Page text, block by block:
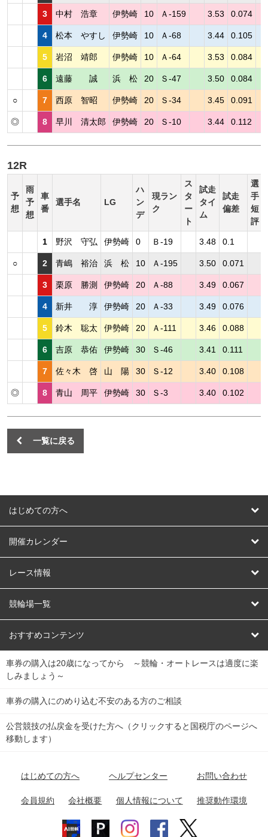
3 中村 浩章 伊勢崎 10 Ａ-159 3.53 0.074
4 松本 やすし 伊勢崎 10 Ａ-68 3.44 0.105
5 岩沼 靖郎 伊勢崎 10 Ａ-64 3.53 0.084
6 遠藤 誠 浜 松 20 Ｓ-47 3.50 0.084
○ 7 西原 智昭 伊勢崎 20 Ｓ-34 3.45 0.091
◎ 8 早川 清太郎 伊勢崎 20 Ｓ-10 3.44 0.112
12R
予
想
雨
予
想
車
番
選手名 LG
ハ
ン
デ
現ラン
ク
ス
タ
ー
ト
試走
タイ
ム
試走
偏差
選
手
短
評
1 野沢 守弘 伊勢崎 0 Ｂ-19 3.48 0.1
○ 2 青嶋 裕治 浜 松 10 Ａ-195 3.50 0.071
3 栗原 勝測 伊勢崎 20 Ａ-88 3.49 0.067
4 新井 淳 伊勢崎 20 Ａ-33 3.49 0.076
5 鈴木 聡太 伊勢崎 20 Ａ-111 3.46 0.088
6 吉原 恭佑 伊勢崎 30 Ｓ-46 3.41 0.111
7 佐々木 啓 山 陽 30 Ｓ-12 3.40 0.108
◎ 8 青山 周平 伊勢崎 30 Ｓ-3 3.40 0.102
一覧に戻る
はじめての方へ
はじめての方へ
開催カレンダー
競輪
オートレース
競輪くじ
Dokanto!
チャリロトプラザ
レース情報
レース予想
レース結果
キャリーオーバー一覧
競輪場一覧
北日本 函館競輪場
関
東
弥彦競輪場 前橋競輪場 取手競輪場 宇都宮競輪場
関
東
小田原競輪場
名古屋競輪場 岐阜競輪場 大垣競輪場 豊橋競輪場
富山競輪場 松阪競輪場 四日市競輪場
福井競輪場 奈良競輪場 向日町競輪場
おすすめコンテンツ
競輪選手情報
Perfecta Navi
netkeirin
車券の購入は20歳になってから ～競輪・オートレースは適度に楽
しみましょう～
車券の購入にのめり込む不安のある方のご相談
公営競技の払戻金を受けた方へ（クリックすると国税庁のページへ
移動します）
はじめての方へ ヘルプセンター お問い合わせ
会員規約 会社概要 個人情報について 推奨動作環境